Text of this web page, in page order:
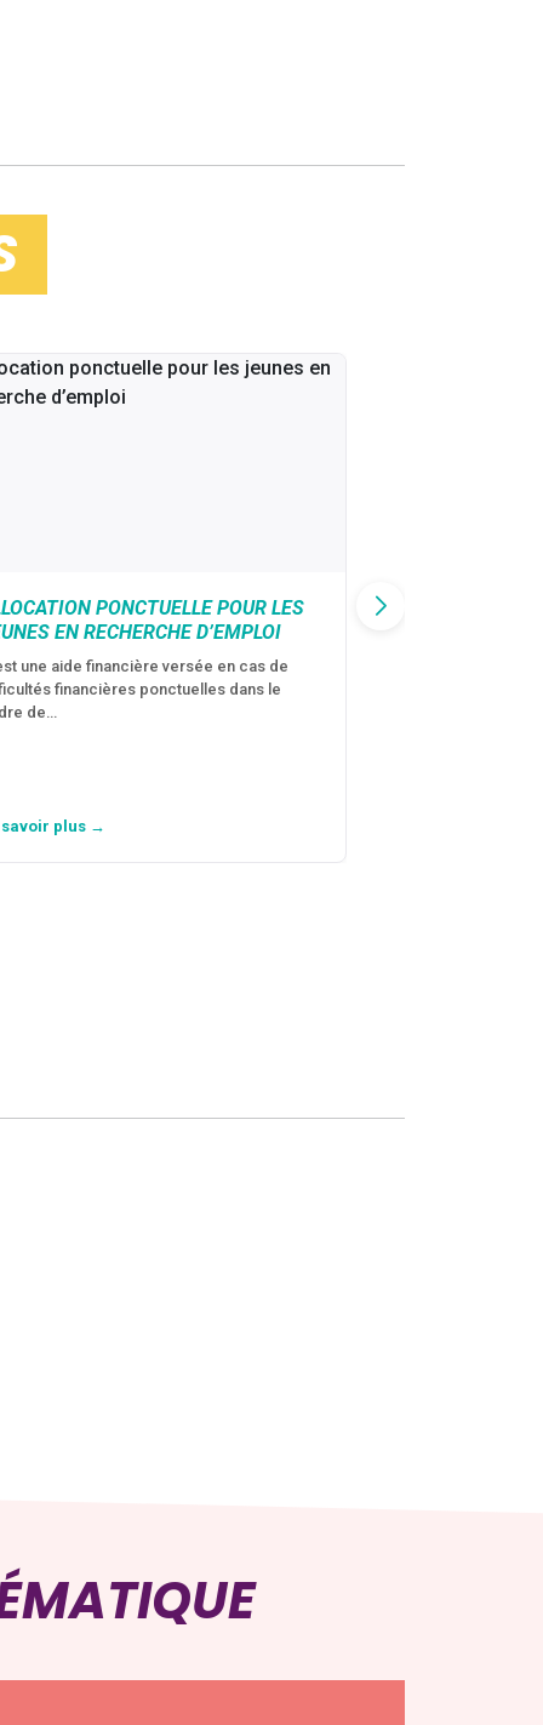
PONCTUELLE POUR LES
EN RECHERCHE D’EMPLOI
une aide financière versée en cas de
financières ponctuelles dans le
de…
savoir plus →